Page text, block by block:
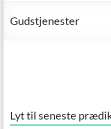
Gudstjenester
Lyt til seneste